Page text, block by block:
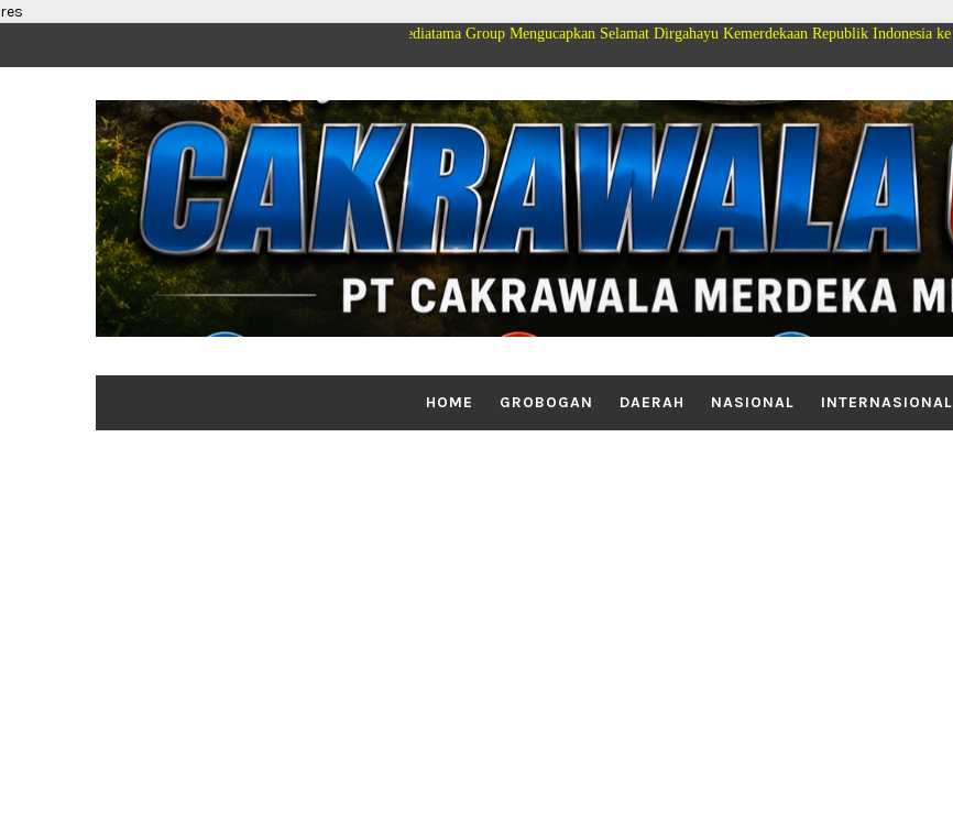
res
dan Keluarga Besar PT Cakrawala Merdeka Mediatama Group Mengucapkan Selamat Dirgahayu Kemerdekaan Republik Indonesia ke 81
HOME GROBOGAN DAERAH NASIONAL INTERNASIONAL